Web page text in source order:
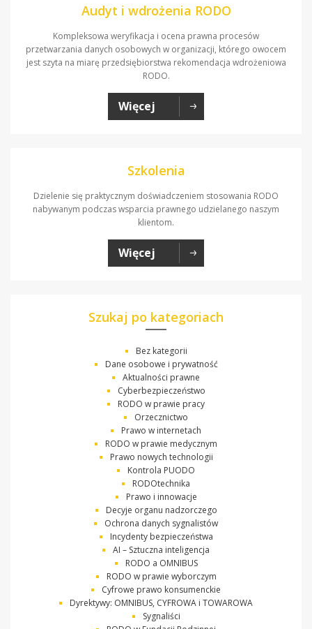
Audyt i wdrożenia RODO
Kompleksowa weryfikacja i ocena prawna procesów
przetwarzania danych osobowych w organizacji, którego owocem
jest szyta na miarę przedsiębiorstwa rekomendacja wdrożeniowa
RODO.
Więcej
Szkolenia
Dzielenie się praktycznym doświadczeniem stosowania RODO
nabywanym podczas wsparcia prawnego udzielanego naszym
klientom.
Więcej
Szukaj po kategoriach
Bez kategorii
Dane osobowe i prywatność
Aktualności prawne
Cyberbezpieczeństwo
RODO w prawie pracy
Orzecznictwo
Prawo w internetach
RODO w prawie medycznym
Prawo nowych technologii
Kontrola PUODO
RODOtechnika
Prawo i innowacje
Decyje organu nadzorczego
Ochrona danych sygnalistów
Incydenty bezpieczeństwa
AI – Sztuczna inteligencja
RODO a OMNIBUS
RODO w prawie wyborczym
Cyfrowe prawo konsumenckie
Dyrektywy: OMNIBUS, CYFROWA i TOWAROWA
Sygnaliści